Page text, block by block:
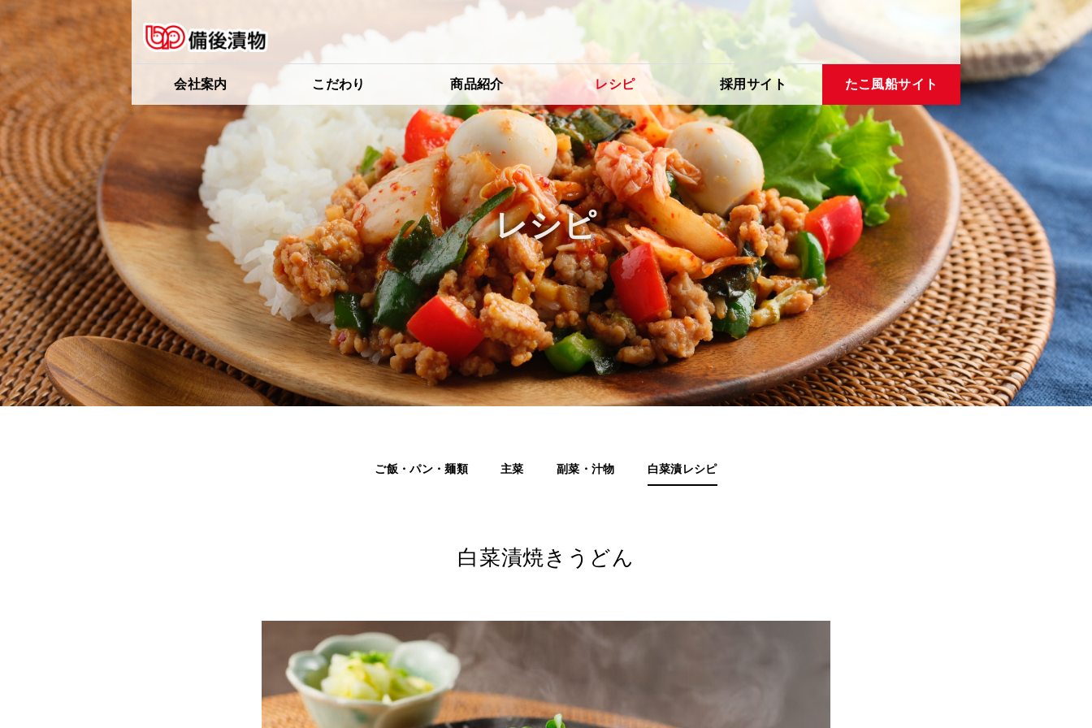
会社案内 こだわり 商品紹介 レシピ 採用サイト たこ風船サイト
レシピ
ご飯・パン・麺類 主菜 副菜・汁物 白菜漬レシピ
白菜漬焼きうどん